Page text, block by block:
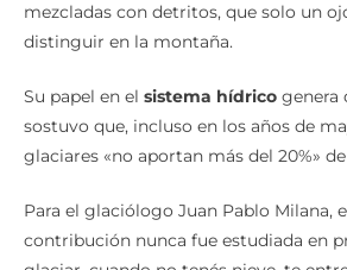
mezcladas con detritos, que solo un
distinguir en la montaña.
Su papel en el sistema hídrico genera
sostuvo que, incluso en los años de
glaciares «no aportan más del 20%»
Para el glaciólogo Juan Pablo Milana,
contribución nunca fue estudiada en